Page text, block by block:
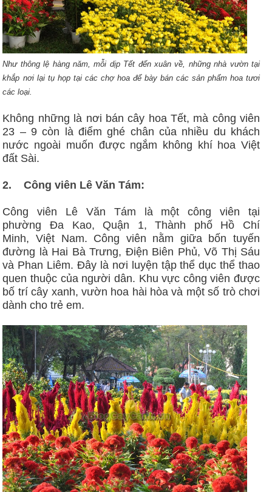
Như thông lệ hàng năm, mỗi dịp Tết đến xuân về, những nhà vườn tại
khắp nơi lại tụ họp tại các chợ hoa để bày bán các sản phẩm hoa tươi
các loại.
Không những là nơi bán cây hoa Tết, mà công viên
23 – 9 còn là điểm ghé chân của nhiều du khách
nước ngoài muốn được ngắm không khí hoa Việt
đất Sài.
2.Công viên Lê Văn Tám:
Công viên Lê Văn Tám là một công viên tại
phường Đa Kao, Quận 1, Thành phố Hồ Chí
Minh, Việt Nam. Công viên nằm giữa bốn tuyến
đường là Hai Bà Trưng, Điện Biên Phủ, Võ Thị Sáu
và Phan Liêm. Đây là nơi luyện tập thể dục thể thao
quen thuộc của người dân. Khu vực công viên được
bố trí cây xanh, vườn hoa hài hòa và một số trò chơi
dành cho trẻ em.